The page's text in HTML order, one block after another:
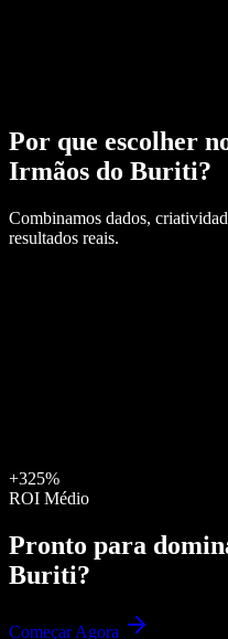
Por que escolher
Irmãos do Buriti?
Combinamos dados,
resultados reais.
+325%
ROI Médio
Pronto para
Buriti?
Começar Agora